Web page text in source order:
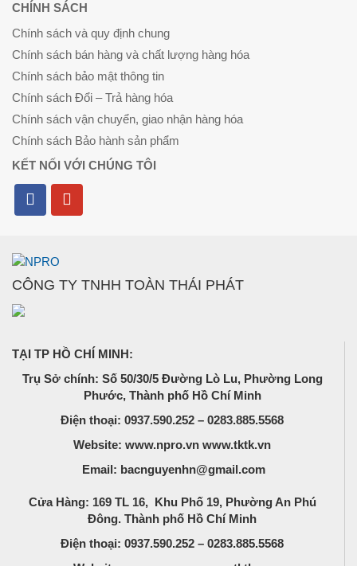
CHÍNH SÁCH
Chính sách và quy định chung
Chính sách bán hàng và chất lượng hàng hóa
Chính sách bảo mật thông tin
Chính sách Đổi – Trả hàng hóa
Chính sách vận chuyển, giao nhận hàng hóa
Chính sách Bảo hành sản phẩm
KẾT NỐI VỚI CHÚNG TÔI
CÔNG TY TNHH TOÀN THÁI PHÁT
TẠI TP HỒ CHÍ MINH:
Trụ Sở chính: Số 50/30/5 Đường Lò Lu, Phường Long
Phước, Thành phố Hồ Chí Minh
Điện thoại: 0937.590.252 – 0283.885.5568
Website: www.npro.vn www.tktk.vn
Email: bacnguyenhn@gmail.com
Cửa Hàng: 169 TL 16, Khu Phố 19, Phường An Phú
Đông. Thành phố Hồ Chí Minh
Điện thoại: 0937.590.252 – 0283.885.5568